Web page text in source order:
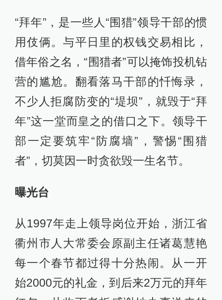
“拜年”，是一些人“围猎”领导干部的惯
用伎俩。与平日里的权钱交易相比，
借年俗之名，“围猎者”可以掩饰投机钻
营的尴尬。翻看落马干部的忏悔录，
不少人拒腐防变的“堤坝”，就毁于“拜
年”这一堂而皇之的借口之下。领导干
部一定要筑牢“防腐墙”，警惕“围猎
者”，切莫因一时贪欲毁一生名节。
曝光台
从1997年走上领导岗位开始，浙江省
衢州市人大常委会原副主任诸葛慧艳
每一个春节都过得十分热闹。从一开
始2000元的礼金，到后来2万元的拜年